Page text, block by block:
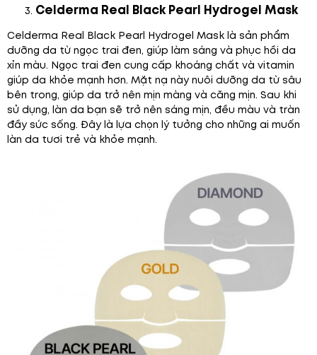
Celderma Real Black Pearl Hydrogel Mask
Celderma Real Black Pearl Hydrogel Mask là sản phẩm
dưỡng da từ ngọc trai đen, giúp làm sáng và phục hồi da
xỉn màu. Ngọc trai đen cung cấp khoáng chất và vitamin
giúp da khỏe mạnh hơn. Mặt nạ này nuôi dưỡng da từ sâu
bên trong, giúp da trở nên mịn màng và căng mịn. Sau khi
sử dụng, làn da bạn sẽ trở nên sáng mịn, đều màu và tràn
đầy sức sống. Đây là lựa chọn lý tưởng cho những ai muốn
làn da tươi trẻ và khỏe mạnh.